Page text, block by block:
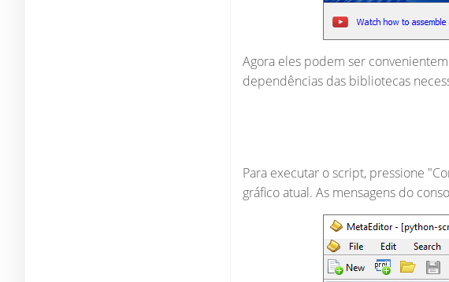
Agora eles podem ser
dependências das bibliotecas
Para executar o script, pressione
gráfico atual. As mensagens do